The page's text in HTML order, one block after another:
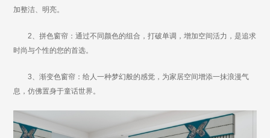
加整洁、明亮。
2、拼色窗帘：通过不同颜色的组合，打破单调，增加空间活力，是追求
时尚与个性的您的首选。
3、渐变色窗帘：给人一种梦幻般的感觉，为家居空间增添一抹浪漫气
息，仿佛置身于童话世界。